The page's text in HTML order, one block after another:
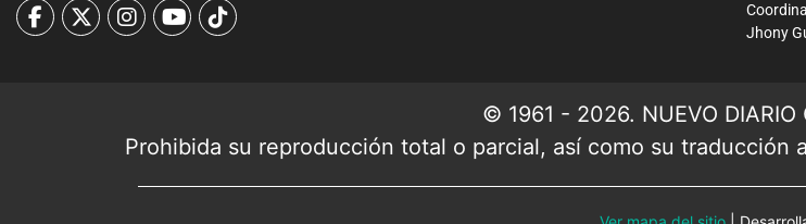
Jhony
© 1961 - 2026. NUEVO DIARIO
Prohibida su reproducción total o parcial, así como su